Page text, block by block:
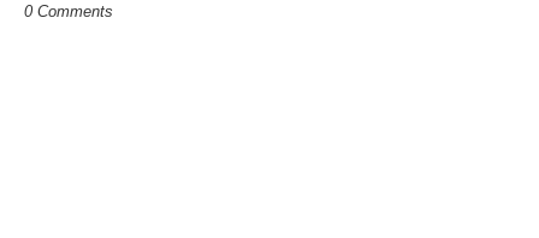
0 Comments